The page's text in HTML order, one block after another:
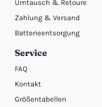
Umtausch & Retoure
Zahlung & Versand
Batterieentsorgung
Service
FAQ
Kontakt
Größentabellen